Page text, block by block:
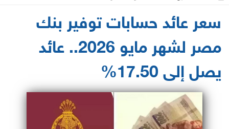
سعر عائد حسابات توفير بنك
مصر لشهر مايو 2026.. عائد
يصل إلى 17.50%